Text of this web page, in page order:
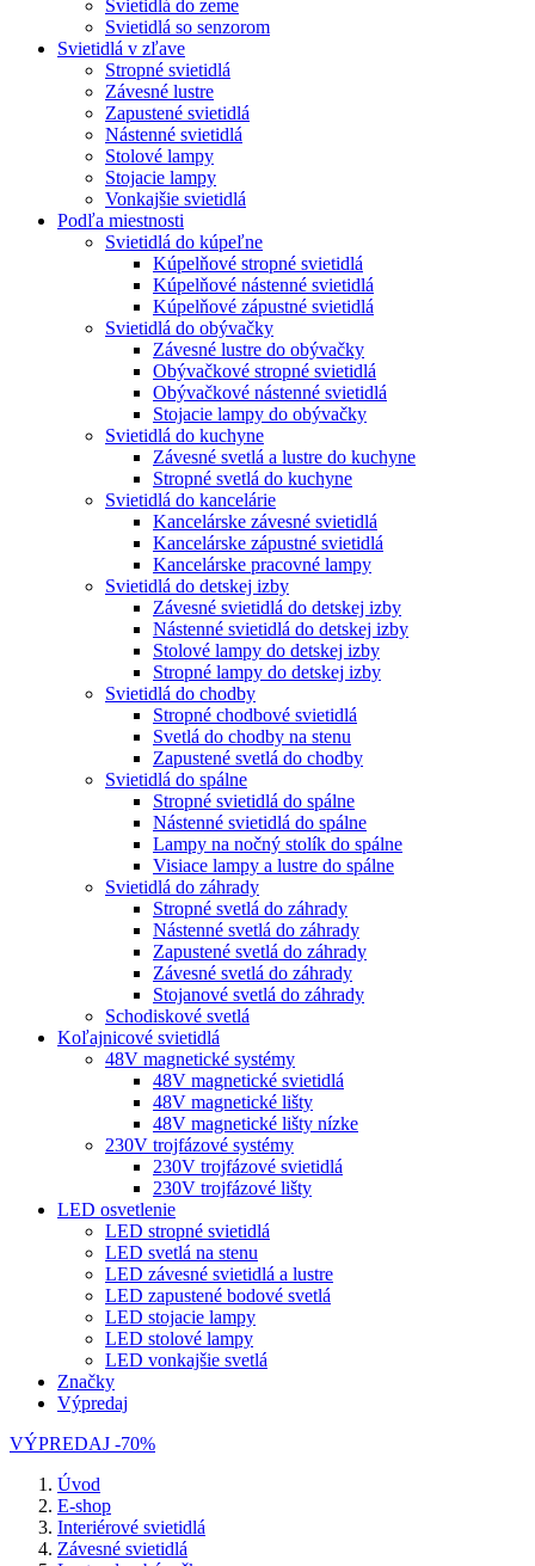
Svietidlá do zeme
Svietidlá so senzorom
Svietidlá v zľave
Stropné svietidlá
Závesné lustre
Zapustené svietidlá
Nástenné svietidlá
Stolové lampy
Stojacie lampy
Vonkajšie svietidlá
Podľa miestnosti
Svietidlá do kúpeľne
Kúpelňové stropné svietidlá
Kúpelňové nástenné svietidlá
Kúpelňové zápustné svietidlá
Svietidlá do obývačky
Závesné lustre do obývačky
Obývačkové stropné svietidlá
Obývačkové nástenné svietidlá
Stojacie lampy do obývačky
Svietidlá do kuchyne
Závesné svetlá a lustre do kuchyne
Stropné svetlá do kuchyne
Svietidlá do kancelárie
Kancelárske závesné svietidlá
Kancelárske zápustné svietidlá
Kancelárske pracovné lampy
Svietidlá do detskej izby
Závesné svietidlá do detskej izby
Nástenné svietidlá do detskej izby
Stolové lampy do detskej izby
Stropné lampy do detskej izby
Svietidlá do chodby
Stropné chodbové svietidlá
Svetlá do chodby na stenu
Zapustené svetlá do chodby
Svietidlá do spálne
Stropné svietidlá do spálne
Nástenné svietidlá do spálne
Lampy na nočný stolík do spálne
Visiace lampy a lustre do spálne
Svietidlá do záhrady
Stropné svetlá do záhrady
Nástenné svetlá do záhrady
Zapustené svetlá do záhrady
Závesné svetlá do záhrady
Stojanové svetlá do záhrady
Schodiskové svetlá
Koľajnicové svietidlá
48V magnetické systémy
48V magnetické svietidlá
48V magnetické lišty
48V magnetické lišty nízke
230V trojfázové systémy
230V trojfázové svietidlá
230V trojfázové lišty
LED osvetlenie
LED stropné svietidlá
LED svetlá na stenu
LED závesné svietidlá a lustre
LED zapustené bodové svetlá
LED stojacie lampy
LED stolové lampy
LED vonkajšie svetlá
Značky
Výpredaj
VÝPREDAJ -70%
Úvod
E-shop
Interiérové svietidlá
Závesné svietidlá